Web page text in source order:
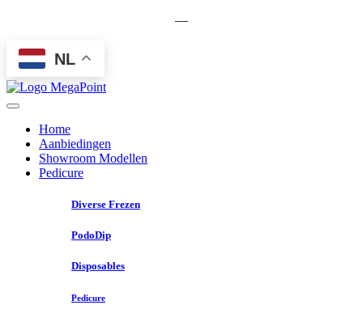
—
NL
Home
Aanbiedingen
Showroom Modellen
Pedicure
Diverse Frezen
PodoDip
Disposables
Pedicure